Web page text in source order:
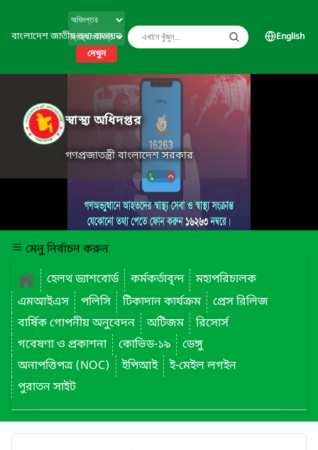
বাংলাদেশ জাতীয় তথ্য বাতায়ন
দেখুন
English
স্বাস্থ্য অধিদপ্তর
গণপ্রজাতন্ত্রী বাংলাদেশ সরকার
মেনু নির্বাচন করুন
হেলথ ড্যাশবোর্ড
কর্মকর্তাবৃন্দ
মহাপরিচালক
এমআইএস
পলিসি টিকাদান কার্যক্রম
প্রেস রিলিজ
বার্ষিক গোপনীয় অনুবেদন
অটিজম
রিসোর্স
গবেষণা ও প্রকাশনা
কোভিড-১৯
ডেঙ্গু
অনাপত্তিপত্র (NOC)
ইপিআই
ই-মেইল লগইন
পুরাতন সাইট